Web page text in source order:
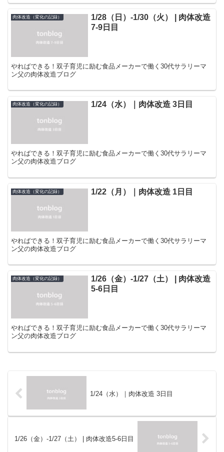
肉体改造（変化の記録）
1/28（日）-1/30（火） | 肉体改造
7-9日目
やればできる！双子育児に励む食品メーカーで働く30代サラリーマ
ン父の肉体改造ブログ
肉体改造（変化の記録） 1/24（水）｜肉体改造 3日目
やればできる！双子育児に励む食品メーカーで働く30代サラリーマ
ン父の肉体改造ブログ
肉体改造（変化の記録） 1/22（月）｜肉体改造 1日目
やればできる！双子育児に励む食品メーカーで働く30代サラリーマ
ン父の肉体改造ブログ
肉体改造（変化の記録）
1/26（金）-1/27（土） | 肉体改造
5-6日目
やればできる！双子育児に励む食品メーカーで働く30代サラリーマ
ン父の肉体改造ブログ
1/24（水）｜肉体改造 3日目
1/26（金）-1/27（土） | 肉体改造5-6日目